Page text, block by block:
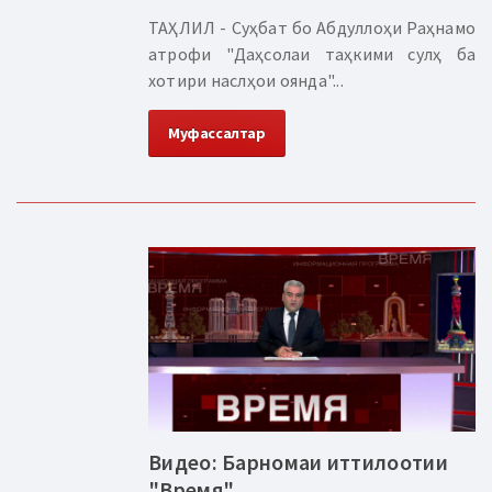
ТАҲЛИЛ - Суҳбат бо Абдуллоҳи Раҳнамо
атрофи "Даҳсолаи таҳкими сулҳ ба
хотири наслҳои оянда"...
Муфассалтар
Видео: Барномаи иттилоотии